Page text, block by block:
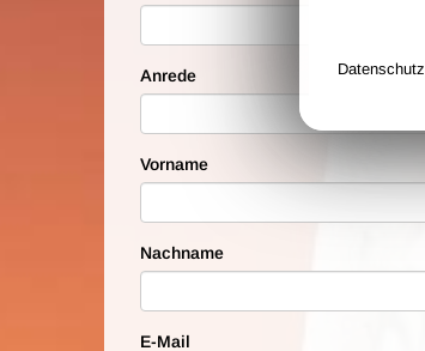
Anrede
Vorname
Nachname
E-Mail
Datenschutz